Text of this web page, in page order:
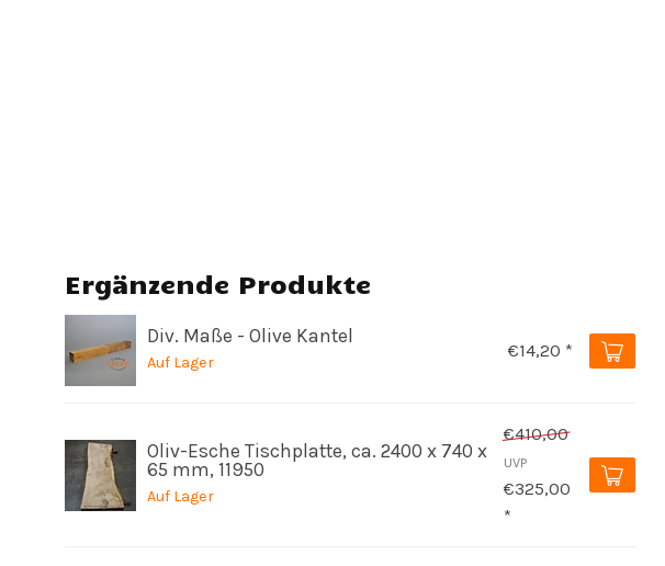
Ergänzende Produkte
Div. Maße - Olive Kantel
Auf Lager
€14,20 *
Oliv-Esche Tischplatte, ca. 2400 x 740 x
65 mm, 11950
Auf Lager
€410,00
UVP
€325,00
*